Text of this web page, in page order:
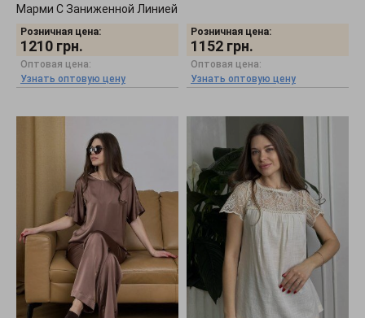
Марми С Заниженной Линией
Плеча 0405261
Розничная цена:
1210 грн.
Оптовая цена:
Узнать оптовую цену
Розничная цена:
1152 грн.
Оптовая цена:
Узнать оптовую цену